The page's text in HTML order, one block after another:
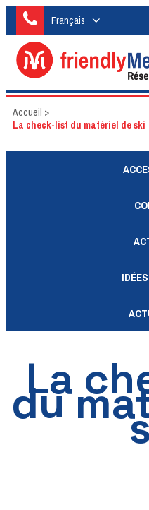
Français
Accueil >
La check-list du matériel de ski
La
du